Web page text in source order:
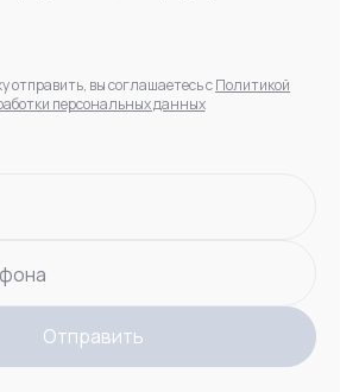
отправить, вы соглашаетесь сПолитикой
персональных данных
Отправить